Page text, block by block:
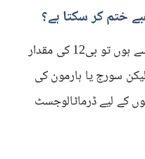
اگر دھبے بی12 کی کمی کی وجہ سے ہوں تو بی12 کی مقدار
سورج یا ہارمون کی
کے لیے ڈرماٹالوجسٹ